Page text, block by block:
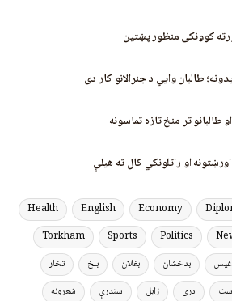
کوونکی منظور پښتین
طالبان وايي د جنرالانو کار دی
تر منځ تازه تماسونه
او راتلونکي کال ته هیلې
Economy
English
Health
Politics
Sports
Torkham
بدخشان بغلان بلخ
تخار
دری زابل سندرې
شعرونه